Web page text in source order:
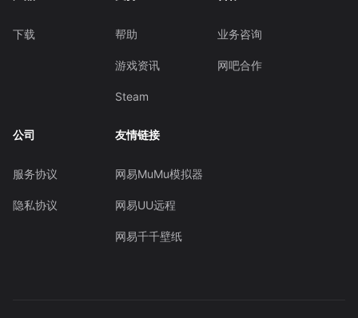
下载 帮助
游戏资讯
Steam
业务咨询
网吧合作
公司
服务协议
隐私协议
友情链接
网易MuMu模拟器
网易UU远程
网易千千壁纸